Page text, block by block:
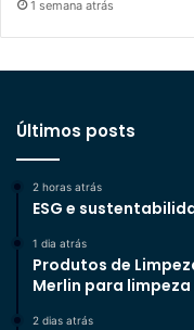
1 semana atrás
Últimos posts
2 horas atrás
ESG e
1 dia atrás
Produtos de
Merlin para
2 dias atrás